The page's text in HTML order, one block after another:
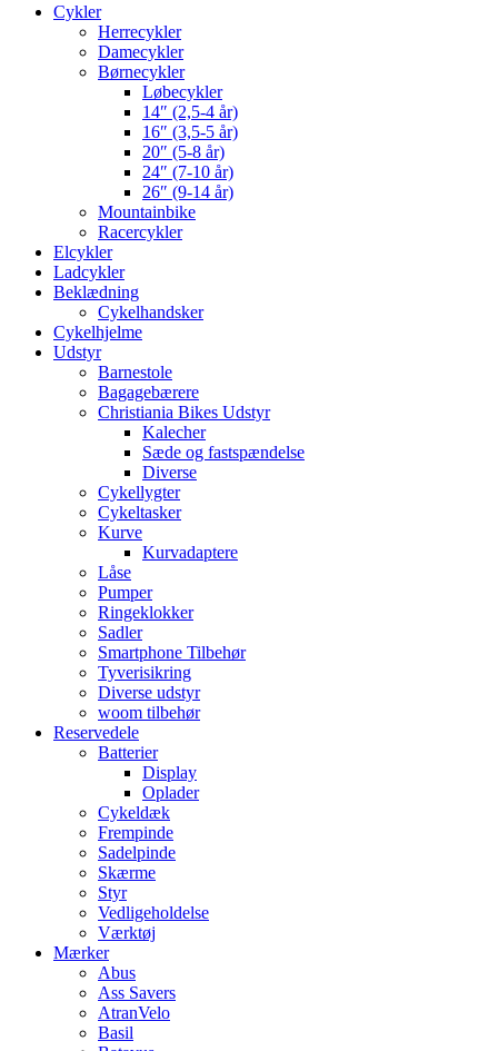
Cykler
Herrecykler
Damecykler
Børnecykler
Løbecykler
14″ (2,5-4 år)
16″ (3,5-5 år)
20″ (5-8 år)
24″ (7-10 år)
26″ (9-14 år)
Mountainbike
Racercykler
Elcykler
Ladcykler
Beklædning
Cykelhandsker
Cykelhjelme
Udstyr
Barnestole
Bagagebærere
Christiania Bikes Udstyr
Kalecher
Sæde og fastspændelse
Diverse
Cykellygter
Cykeltasker
Kurve
Kurvadaptere
Låse
Pumper
Ringeklokker
Sadler
Smartphone Tilbehør
Tyverisikring
Diverse udstyr
woom tilbehør
Reservedele
Batterier
Display
Oplader
Cykeldæk
Frempinde
Sadelpinde
Skærme
Styr
Vedligeholdelse
Værktøj
Mærker
Abus
Ass Savers
AtranVelo
Basil